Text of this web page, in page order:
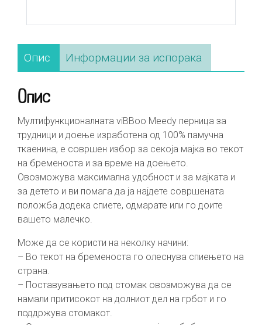
Опис Информации за испорака
Опис
Мултифункционалната viBBoo Meedy перница за
трудници и доење изработена од 100% памучна
ткаенина, е совршен избор за секоја мајка во текот
на бременоста и за време на доењето.
Овозможува максимална удобност и за мајката и
за детето и ви помага да ја најдете совршената
положба додека спиете, одмарате или го доите
вашето малечко.
Може да се користи на неколку начини:
– Во текот на бременоста го олеснува спиењето на
страна.
– Поставувањето под стомак овозможува да се
намали притисокот на долниот дел на грбот и го
поддржува стомакот.